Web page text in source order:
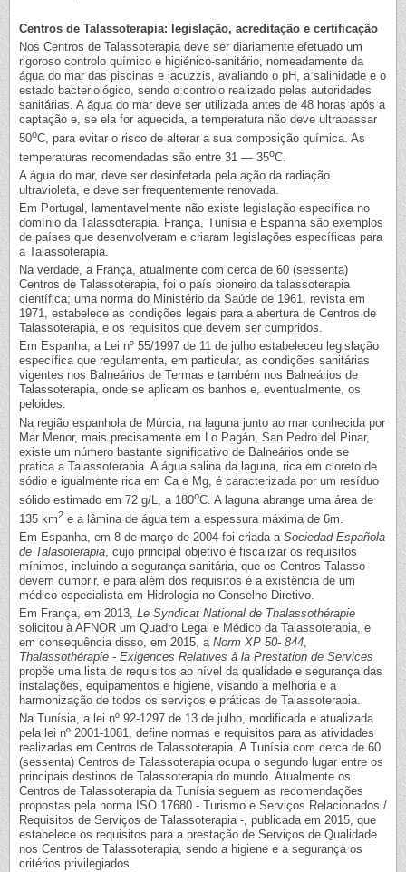
Centros de Talassoterapia: legislação, acreditação e certificação
Nos Centros de Talassoterapia deve ser diariamente efetuado um
rigoroso controlo químico e higiénico-sanitário, nomeadamente da
água do mar das piscinas e jacuzzis, avaliando o pH, a salinidade e o
estado bacteriológico, sendo o controlo realizado pelas autoridades
sanitárias. A água do mar deve ser utilizada antes de 48 horas após a
captação e, se ela for aquecida, a temperatura não deve ultrapassar
50oC, para evitar o risco de alterar a sua composição química. As
temperaturas recomendadas são entre 31 — 35oC.
A água do mar, deve ser desinfetada pela ação da radiação
ultravioleta, e deve ser frequentemente renovada.
Em Portugal, lamentavelmente não existe legislação específica no
domínio da Talassoterapia. França, Tunísia e Espanha são exemplos
de países que desenvolveram e criaram legislações específicas para
a Talassoterapia.
Na verdade, a França, atualmente com cerca de 60 (sessenta)
Centros de Talassoterapia, foi o país pioneiro da talassoterapia
científica; uma norma do Ministério da Saúde de 1961, revista em
1971, estabelece as condições legais para a abertura de Centros de
Talassoterapia, e os requisitos que devem ser cumpridos.
Em Espanha, a Lei nº 55/1997 de 11 de julho estabeleceu legislação
específica que regulamenta, em particular, as condições sanitárias
vigentes nos Balneários de Termas e também nos Balneários de
Talassoterapia, onde se aplicam os banhos e, eventualmente, os
peloides.
Na região espanhola de Múrcia, na laguna junto ao mar conhecida por
Mar Menor, mais precisamente em Lo Pagán, San Pedro del Pinar,
existe um número bastante significativo de Balneários onde se
pratica a Talassoterapia. A água salina da laguna, rica em cloreto de
sódio e igualmente rica em Ca e Mg, é caracterizada por um resíduo
sólido estimado em 72 g/L, a 180oC. A laguna abrange uma área de
135 km2 e a lâmina de água tem a espessura máxima de 6m.
Em Espanha, em 8 de março de 2004 foi criada a Sociedad Española
de Talasoterapia, cujo principal objetivo é fiscalizar os requisitos
mínimos, incluindo a segurança sanitária, que os Centros Talasso
devem cumprir, e para além dos requisitos é a existência de um
médico especialista em Hidrologia no Conselho Diretivo.
Em França, em 2013, Le Syndicat National de Thalassothérapie
solicitou à AFNOR um Quadro Legal e Médico da Talassoterapia, e
em consequência disso, em 2015, a Norm XP 50- 844,
Thalassothérapie - Exigences Relatives à la Prestation de Services
propõe uma lista de requisitos ao nível da qualidade e segurança das
instalações, equipamentos e higiene, visando a melhoria e a
harmonização de todos os serviços e práticas de Talassoterapia.
Na Tunísia, a lei nº 92-1297 de 13 de julho, modificada e atualizada
pela lei nº 2001-1081, define normas e requisitos para as atividades
realizadas em Centros de Talassoterapia. A Tunísia com cerca de 60
(sessenta) Centros de Talassoterapia ocupa o segundo lugar entre os
principais destinos de Talassoterapia do mundo. Atualmente os
Centros de Talassoterapia da Tunísia seguem as recomendações
propostas pela norma ISO 17680 - Turismo e Serviços Relacionados /
Requisitos de Serviços de Talassoterapia -, publicada em 2015, que
estabelece os requisitos para a prestação de Serviços de Qualidade
nos Centros de Talassoterapia, sendo a higiene e a segurança os
critérios privilegiados.